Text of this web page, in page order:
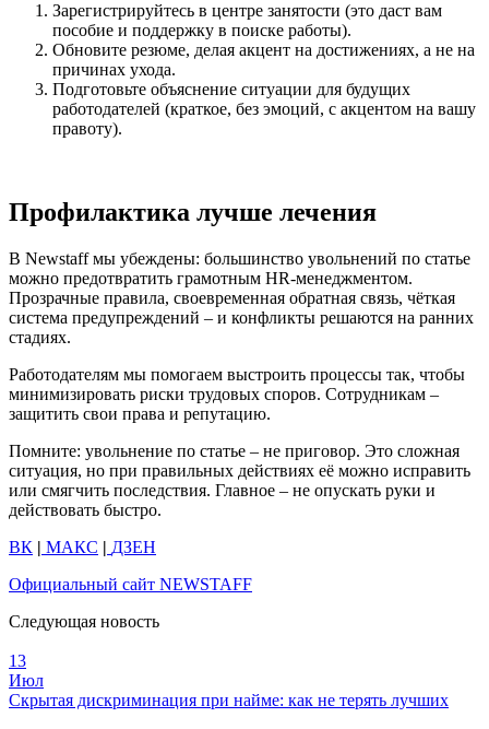
Зарегистрируйтесь в центре занятости (это даст вам
пособие и поддержку в поиске работы).
Обновите резюме, делая акцент на достижениях, а не на
причинах ухода.
Подготовьте объяснение ситуации для будущих
работодателей (краткое, без эмоций, с акцентом на вашу
правоту).
Профилактика лучше лечения
В Newstaff мы убеждены: большинство увольнений по статье
можно предотвратить грамотным HR-менеджментом.
Прозрачные правила, своевременная обратная связь, чёткая
система предупреждений – и конфликты решаются на ранних
стадиях.
Работодателям мы помогаем выстроить процессы так, чтобы
минимизировать риски трудовых споров. Сотрудникам –
защитить свои права и репутацию.
Помните: увольнение по статье – не приговор. Это сложная
ситуация, но при правильных действиях её можно исправить
или смягчить последствия. Главное – не опускать руки и
действовать быстро.
ВК | МАКС | ДЗЕН
Официальный сайт NEWSTAFF
Следующая новость
13
Июл
Скрытая дискриминация при найме: как не терять лучших